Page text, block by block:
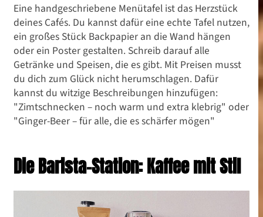
Eine handgeschriebene Menütafel ist das Herzstück
deines Cafés. Du kannst dafür eine echte Tafel nutzen,
ein großes Stück Backpapier an die Wand hängen
oder ein Poster gestalten. Schreib darauf alle
Getränke und Speisen, die es gibt. Mit Preisen musst
du dich zum Glück nicht herumschlagen. Dafür
kannst du witzige Beschreibungen hinzufügen:
"Zimtschnecken – noch warm und extra klebrig" oder
"Ginger-Beer – für alle, die es schärfer mögen"
Die Barista-Station: Kaffee mit Stil